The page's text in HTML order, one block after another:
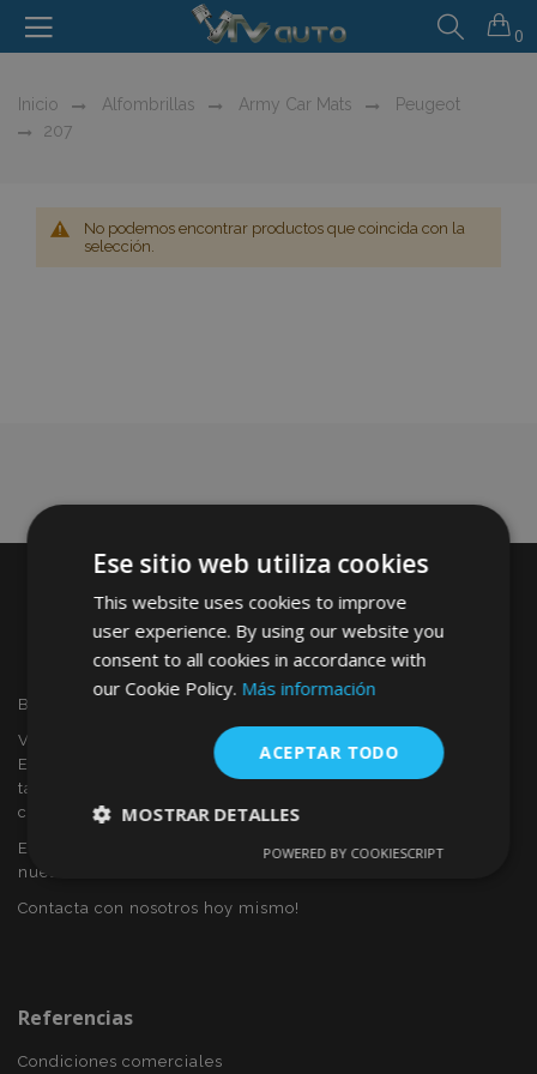
0
Inicio Alfombrillas Army Car Mats
Peugeot
207
No podemos encontrar productos que coincida con la
selección.
Bienvenido a VTVAUTO
VTVAUTO es distribuidor y proveedor al por mayor en
Europa, de accesorios de automóvil, tales como:
tapacubos, derivabrisas, fundas para asientos, alfombrillas,
cubiertas cromadas, marcos, etc.
Eres interesado en dropshipping o deseas convertirte en
nuestro socio?
Contacta con nosotros hoy mismo!
Referencias
Condiciones comerciales
Ese sitio web utiliza cookies
This website uses cookies to improve
user experience. By using our website you
consent to all cookies in accordance with
our Cookie Policy. Más información
ACEPTAR TODO
MOSTRAR DETALLES
necesarias
Cookies de
preferencias
POWERED BY COOKIESCRIPT